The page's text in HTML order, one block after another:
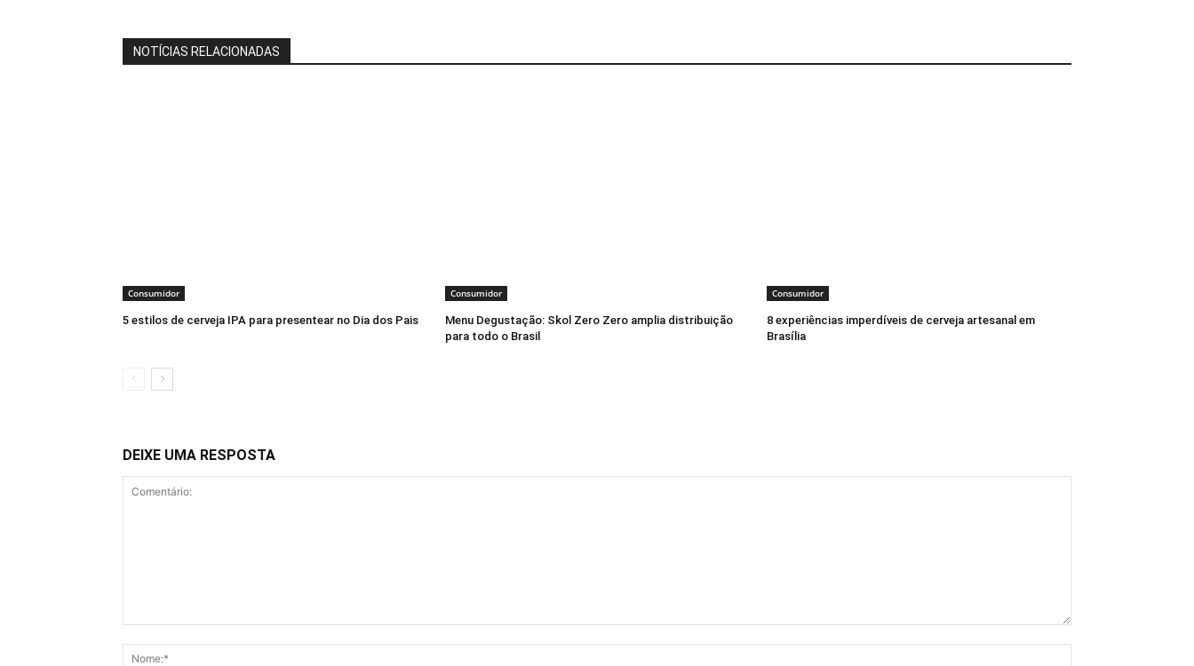
NOTÍCIAS RELACIONADAS
Consumidor
5 estilos de cerveja IPA para presentear no Dia dos Pais
Consumidor
Menu Degustação: Skol Zero Zero amplia distribuição
para todo o Brasil
Consumidor
8 experiências imperdíveis de cerveja artesanal em
Brasília
DEIXE UMA RESPOSTA